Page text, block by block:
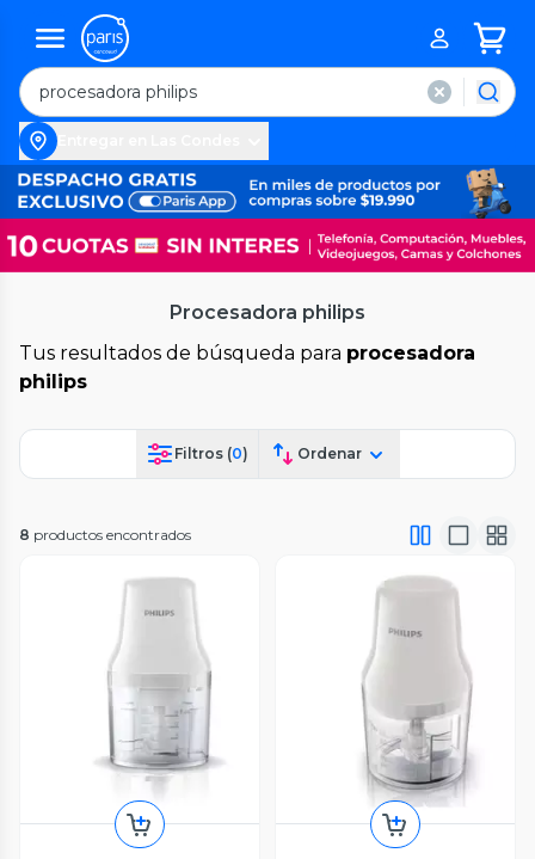
Procesadora philips
Tus resultados de búsqueda para procesadora
philips
Filtros (0) Ordenar
8 productos encontrados